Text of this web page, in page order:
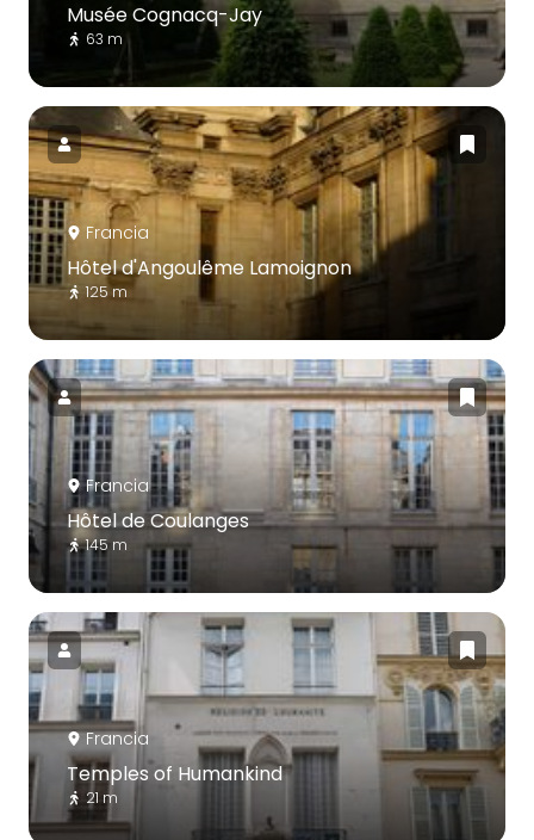
Musée Cognacq-Jay
63 m
Francia
Hôtel d'Angoulême Lamoignon
125 m
Francia
Hôtel de Coulanges
145 m
Francia
Temples of Humankind
21 m